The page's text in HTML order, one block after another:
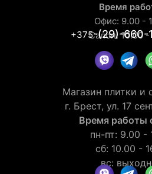
Время
Офис: 9.00 -
Салон: 10.00 -
+375-(29)-660-
Магазин плитки и
г. Брест, ул. 17
Время работы
пн-пт: 9.00 -
сб: 10.00 -
вс: